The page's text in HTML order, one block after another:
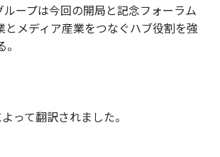
ループは今回の開局と記念フォーラム
とメディア産業をつなぐハブ役割を強
って翻訳されました。